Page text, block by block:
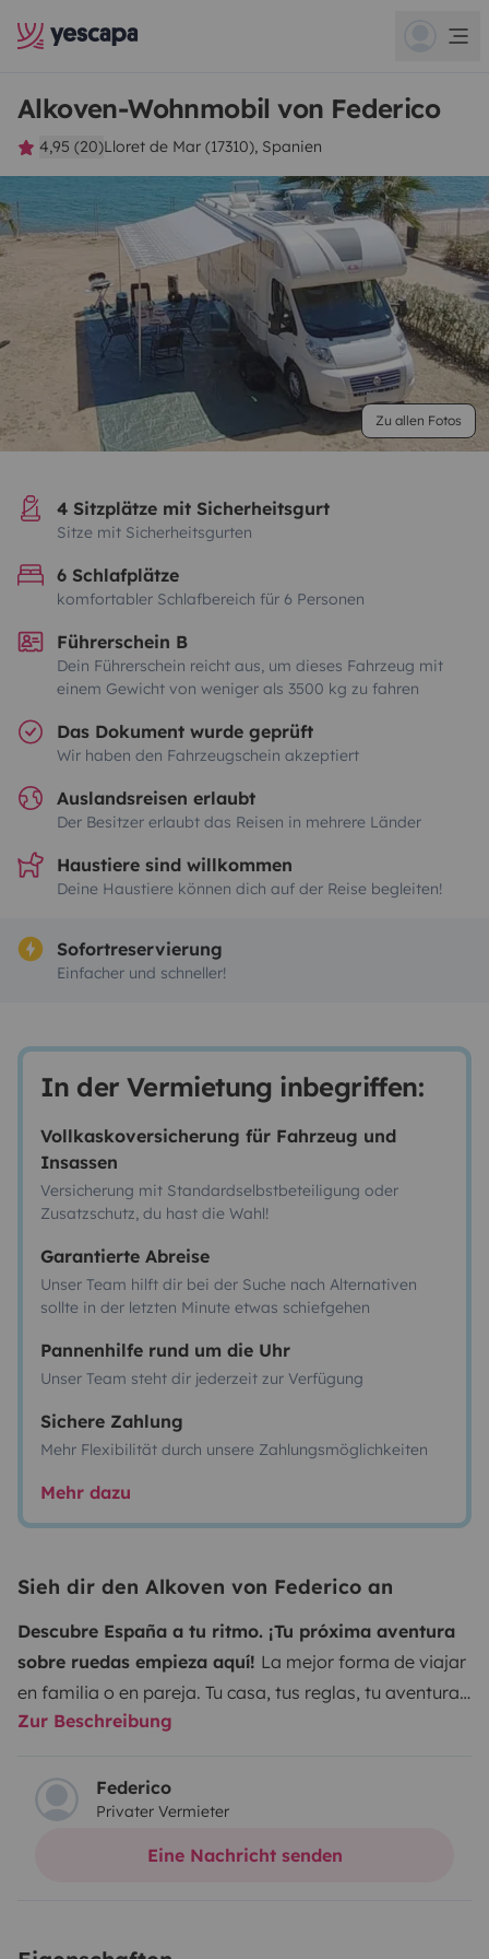
Alkoven-Wohnmobil von Federico
4,95 (20)Lloret de Mar (17310), Spanien
Zu allen Fotos
4 Sitzplätze mit Sicherheitsgurt
Sitze mit Sicherheitsgurten
6 Schlafplätze
komfortabler Schlafbereich für 6 Personen
Führerschein B
Dein Führerschein reicht aus, um dieses Fahrzeug mit
einem Gewicht von weniger als 3500 kg zu fahren
Das Dokument wurde geprüft
Wir haben den Fahrzeugschein akzeptiert
Auslandsreisen erlaubt
Der Besitzer erlaubt das Reisen in mehrere Länder
Haustiere sind willkommen
Deine Haustiere können dich auf der Reise begleiten!
Sofortreservierung
Einfacher und schneller!
In der Vermietung inbegriffen:
Vollkaskoversicherung für Fahrzeug und
Insassen
Versicherung mit Standardselbstbeteiligung oder
Zusatzschutz, du hast die Wahl!
Garantierte Abreise
Unser Team hilft dir bei der Suche nach Alternativen
sollte in der letzten Minute etwas schiefgehen
Pannenhilfe rund um die Uhr
Unser Team steht dir jederzeit zur Verfügung
Sichere Zahlung
Mehr Flexibilität durch unsere Zahlungsmöglichkeiten
Mehr dazu
Sieh dir den Alkoven von Federico an
Descubre España a tu ritmo. ¡Tu próxima aventura
sobre ruedas empieza aquí! La mejor forma de viajar
en familia o en pareja. Tu casa, tus reglas, tu aventura:
Así es viajar en nuestra autocaravana.
entre montañas, o perderte en un pueblito con
encanto… todo en el mismo viaje? ¡Pues es hora de
hacerlo realidad!Con nuestra autocaravanas en
Zur Beschreibung
Federico
Privater Vermieter
Eine Nachricht senden